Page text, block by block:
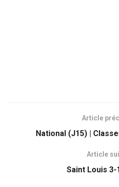
Article
National (J15) |
Article
Saint Louis 3-